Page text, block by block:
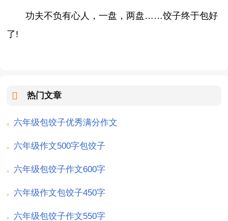
功夫不负有心人，一盘，两盘……饺子终于包好
了!
热门文章
六年级包饺子优秀满分作文
六年级作文500字包饺子
六年级包饺子作文600字
六年级作文包饺子450字
六年级包饺子作文550字